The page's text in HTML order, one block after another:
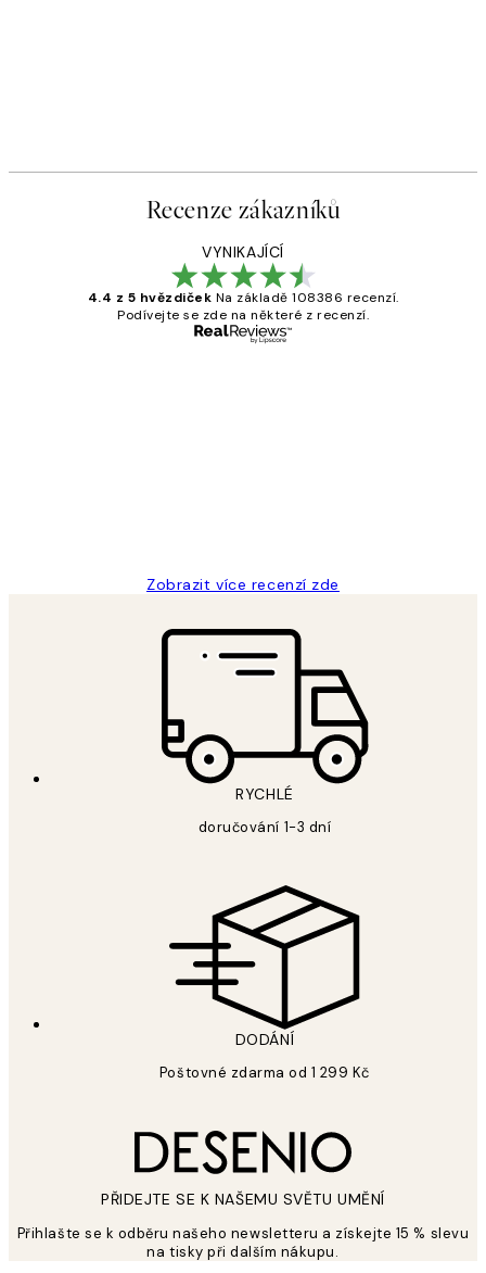
Recenze zákazníků
VYNIKAJÍCÍ
4.4 z 5 hvězdiček Na základě 108386 recenzí.
Podívejte se zde na některé z recenzí.
Zobrazit více recenzí zde
RYCHLÉ
doručování 1-3 dní
DODÁNÍ
Poštovné zdarma od 1 299 Kč
PŘIDEJTE SE K NAŠEMU SVĚTU UMĚNÍ
Přihlašte se k odběru našeho newsletteru a získejte 15 % slevu
na tisky při dalším nákupu.